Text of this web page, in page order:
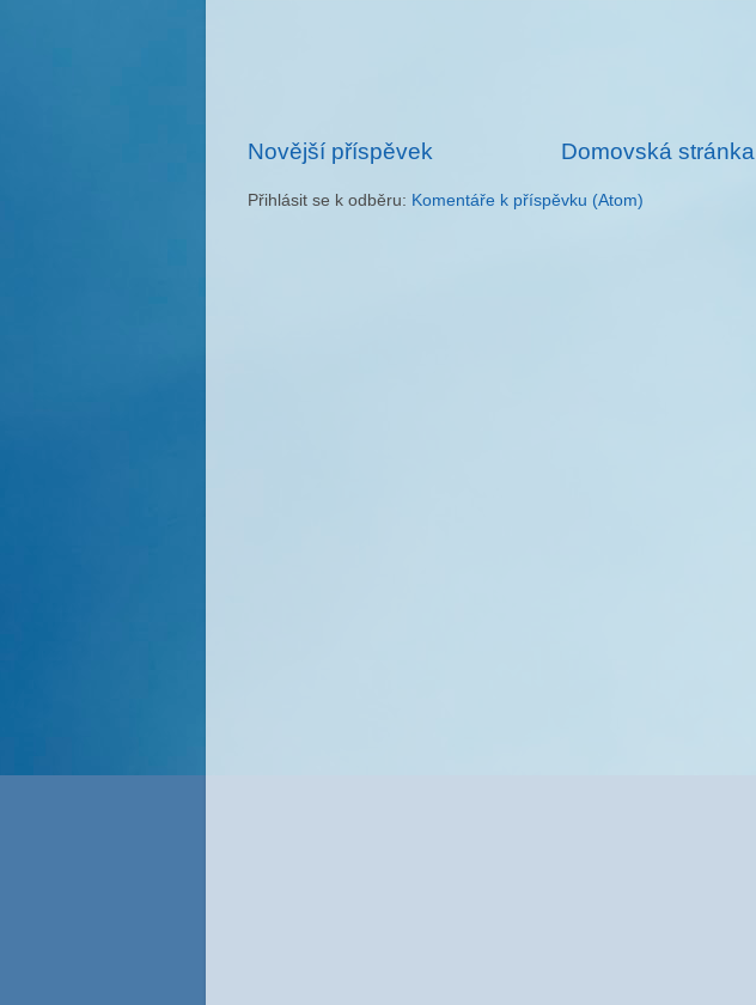
Novější příspěvek Domovská stránka
Přihlásit se k odběru: Komentáře k příspěvku (Atom)